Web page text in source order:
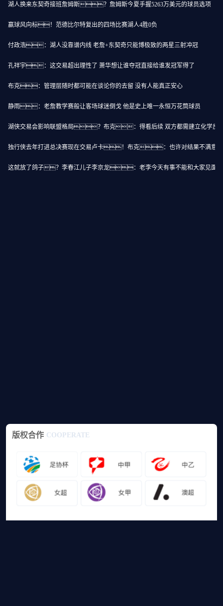
湖人换来东契奇接班詹姆斯？詹姆斯今夏手握5263万美元的球员选项
赢球风向标！范德比尔特复出的四场比赛湖人4胜0负
付政浩：湖人没靠谱内线 老詹+东契奇只能博极致的两星三射冲冠
孔祥宇：这交易超出理性了 萧华想让谁夺冠直接给谁发冠军得了
布克：管理层随时都可能在谈论你的去留 没有人能真正安心
静雨：老詹教学赛般让客场球迷倒戈 他是史上唯一永恒万花筒球员
湖侠交易会影响联盟格局？布克：得看后续 双方都需建立化学反
独行侠去年打进总决赛现在交易卢卡！布克：也许对结果不满意
这就放了鸽子？李春江儿子李京龙：老李今天有事不能和大家见面
版权合作 COOPERATE